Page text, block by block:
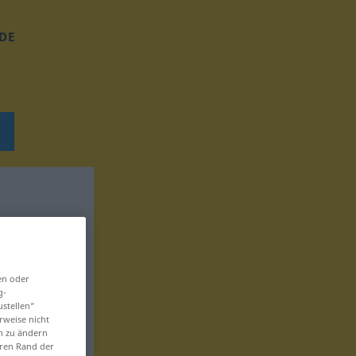
DE
oder
nicht
zu ändern
Rand der